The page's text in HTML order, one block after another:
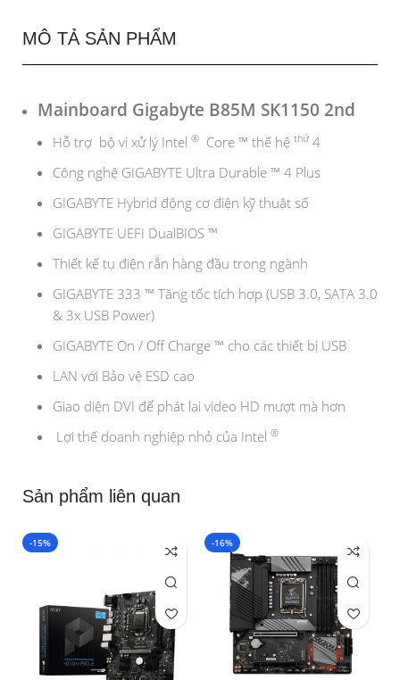
MÔ TẢ SẢN PHẨM
Mainboard Gigabyte B85M SK1150 2nd
Hỗ trợ bộ vi xử lý Intel ® Core ™ thế hệ thứ 4
Công nghệ GIGABYTE Ultra Durable ™ 4 Plus
GIGABYTE Hybrid động cơ điện kỹ thuật số
GIGABYTE UEFI DualBIOS ™
Thiết kế tụ điện rắn hàng đầu trong ngành
GIGABYTE 333 ™ Tăng tốc tích hợp (USB 3.0, SATA 3.0
& 3x USB Power)
GIGABYTE On / Off Charge ™ cho các thiết bị USB
LAN với Bảo vệ ESD cao
Giao diện DVI để phát lại video HD mượt mà hơn
Lợi thế doanh nghiệp nhỏ của Intel ®
Sản phẩm liên quan
-15% -16%